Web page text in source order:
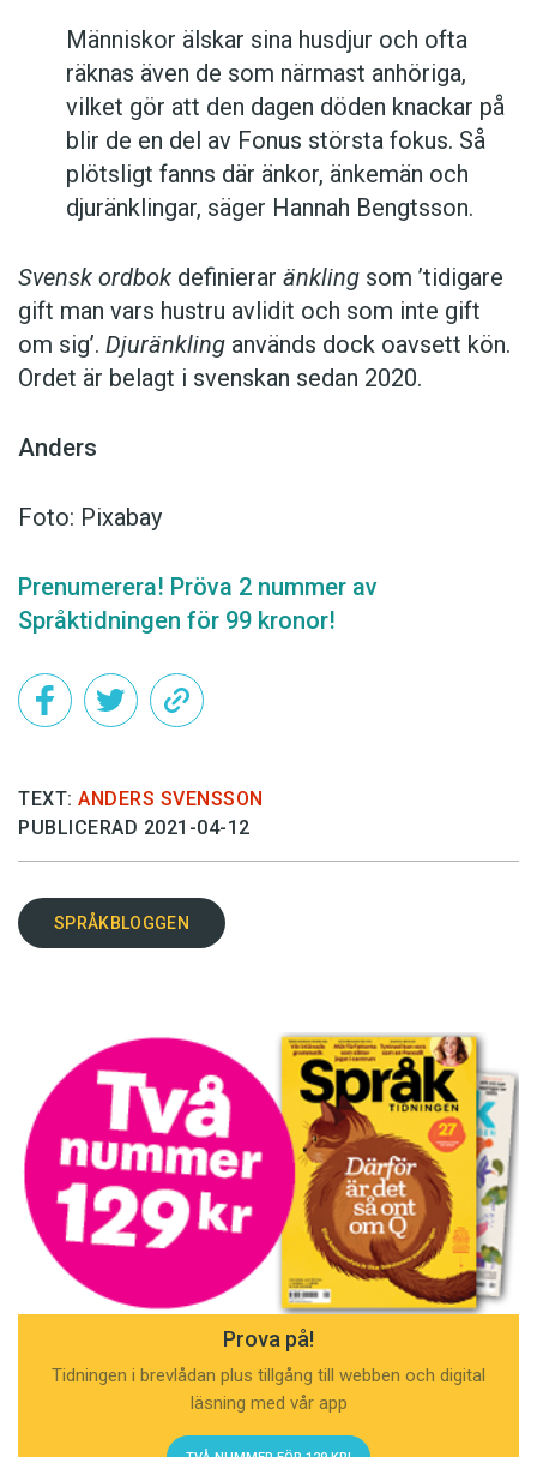
Människor älskar sina husdjur och ofta
räknas även de som närmast anhöriga,
vilket gör att den dagen döden knackar på
blir de en del av Fonus största fokus. Så
plötsligt fanns där änkor, änkemän och
djuränklingar, säger Hannah Bengtsson.
Svensk ordbok definierar änkling som ’tidigare
gift man vars hustru av­lidit och som inte gift
om sig’. Djuränkling används dock oavsett kön.
Ordet är belagt i svenskan sedan 2020.
Anders
Foto: Pixabay
Prenumerera! Pröva 2 nummer av
Språktidningen för 99 kronor!
TEXT: ANDERS SVENSSON
PUBLICERAD 2021-04-12
SPRÅKBLOGGEN
Prova på!
Tidningen i brevlådan plus tillgång till webben och digital
läsning med vår app